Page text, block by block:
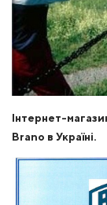
Інтернет-
Brano в Україні.